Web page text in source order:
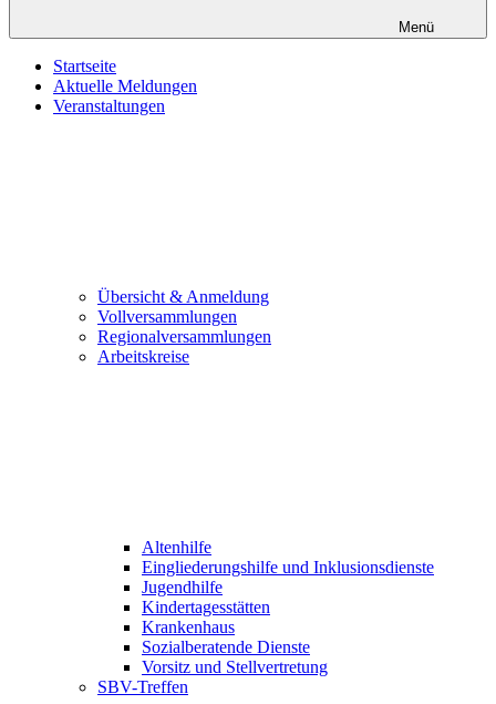
Menü
Startseite
Aktuelle Meldungen
Veranstaltungen
Übersicht & Anmeldung
Vollversammlungen
Regionalversammlungen
Arbeitskreise
Altenhilfe
Eingliederungshilfe und Inklusionsdienste
Jugendhilfe
Kindertagesstätten
Krankenhaus
Sozialberatende Dienste
Vorsitz und Stellvertretung
SBV-Treffen